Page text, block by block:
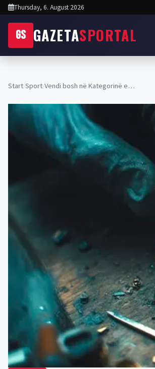
Thursday, 6. August 2026
GS GAZETASPORTAL
Start›Sport›Vendi bosh në Kategorinë e…